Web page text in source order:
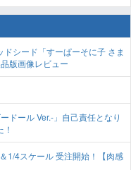
シード「すーぱーそに子 さま
版画像レビュー
ドール Ver.-」自己責任となり
1/4スケール 受注開始！【肉感